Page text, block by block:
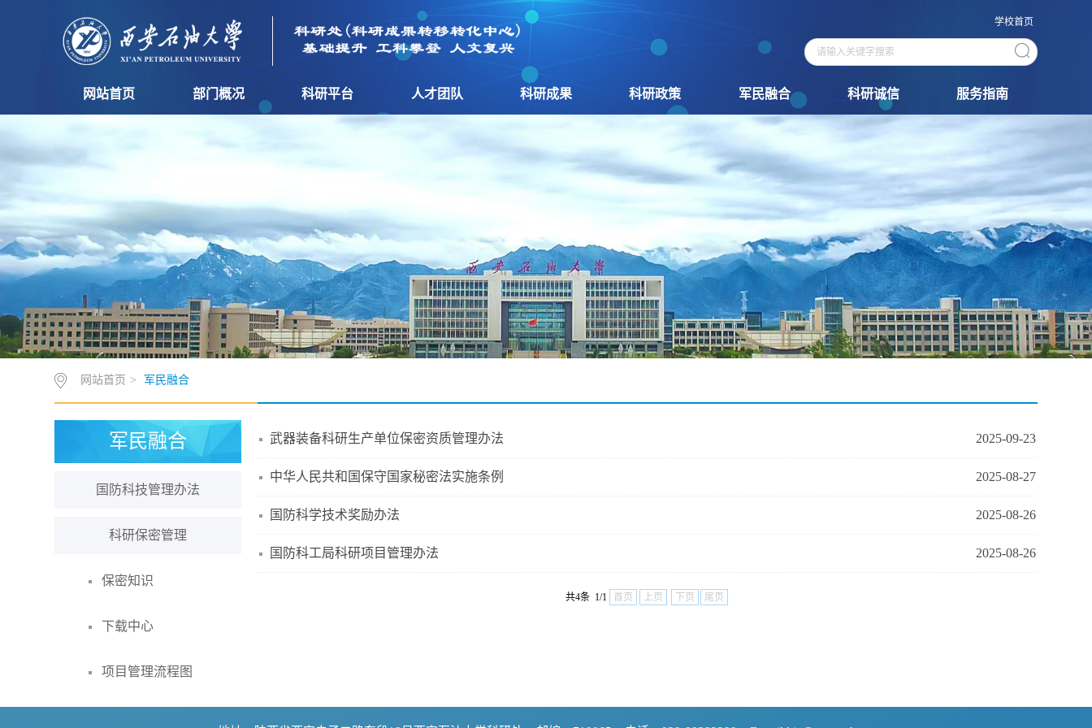
学校首页
网站首页 部门概况 科研平台 人才团队 科研成果 科研政策 军民融合 科研诚信 服务指南
网站首页 > 军民融合
军民融合
国防科技管理办法
科研保密管理
保密知识
下载中心
项目管理流程图
2025-09-23
武器装备科研生产单位保密资质管理办法
2025-08-27
中华人民共和国保守国家秘密法实施条例
2025-08-26
国防科学技术奖励办法
2025-08-26
国防科工局科研项目管理办法
共4条 1/1 首页 上页 下页 尾页